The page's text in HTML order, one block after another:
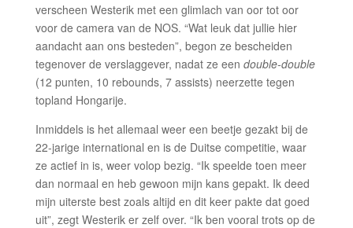
verscheen Westerik met een glimlach van oor tot oor
voor de camera van de NOS. “Wat leuk dat jullie hier
aandacht aan ons besteden”, begon ze bescheiden
tegenover de verslaggever, nadat ze een double-double
(12 punten, 10 rebounds, 7 assists) neerzette tegen
topland Hongarije.
Inmiddels is het allemaal weer een beetje gezakt bij de
22-jarige international en is de Duitse competitie, waar
ze actief in is, weer volop bezig. “Ik speelde toen meer
dan normaal en heb gewoon mijn kans gepakt. Ik deed
mijn uiterste best zoals altijd en dit keer pakte dat goed
uit”, zegt Westerik er zelf over. “Ik ben vooral trots op de